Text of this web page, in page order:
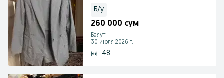
Б/у
260 000 сум
Баяут
30 июля 2026 г.
48